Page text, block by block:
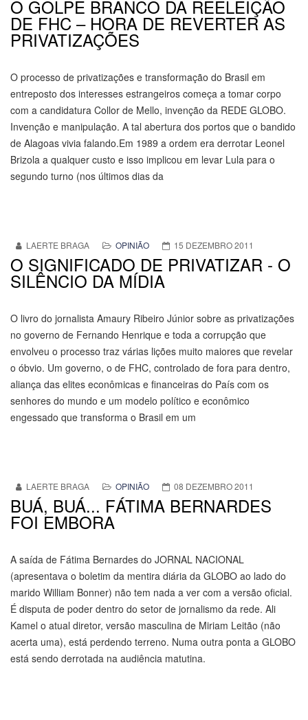
O GOLPE BRANCO DA REELEIÇÃO
DE FHC – HORA DE REVERTER AS
PRIVATIZAÇÕES
O processo de privatizações e transformação do Brasil em
entreposto dos interesses estrangeiros começa a tomar corpo
com a candidatura Collor de Mello, invenção da REDE GLOBO.
Invenção e manipulação. A tal abertura dos portos que o bandido
de Alagoas vivia falando.Em 1989 a ordem era derrotar Leonel
Brizola a qualquer custo e isso implicou em levar Lula para o
segundo turno (nos últimos dias da
LAERTE BRAGA OPINIÃO 15 DEZEMBRO 2011
O SIGNIFICADO DE PRIVATIZAR - O
SILÊNCIO DA MÍDIA
O livro do jornalista Amaury Ribeiro Júnior sobre as privatizações
no governo de Fernando Henrique e toda a corrupção que
envolveu o processo traz várias lições muito maiores que revelar
o óbvio. Um governo, o de FHC, controlado de fora para dentro,
aliança das elites econômicas e financeiras do País com os
senhores do mundo e um modelo político e econômico
engessado que transforma o Brasil em um
LAERTE BRAGA OPINIÃO 08 DEZEMBRO 2011
BUÁ, BUÁ... FÁTIMA BERNARDES
FOI EMBORA
A saída de Fátima Bernardes do JORNAL NACIONAL
(apresentava o boletim da mentira diária da GLOBO ao lado do
marido William Bonner) não tem nada a ver com a versão oficial.
É disputa de poder dentro do setor de jornalismo da rede. Ali
Kamel o atual diretor, versão masculina de Miriam Leitão (não
acerta uma), está perdendo terreno. Numa outra ponta a GLOBO
está sendo derrotada na audiência matutina.